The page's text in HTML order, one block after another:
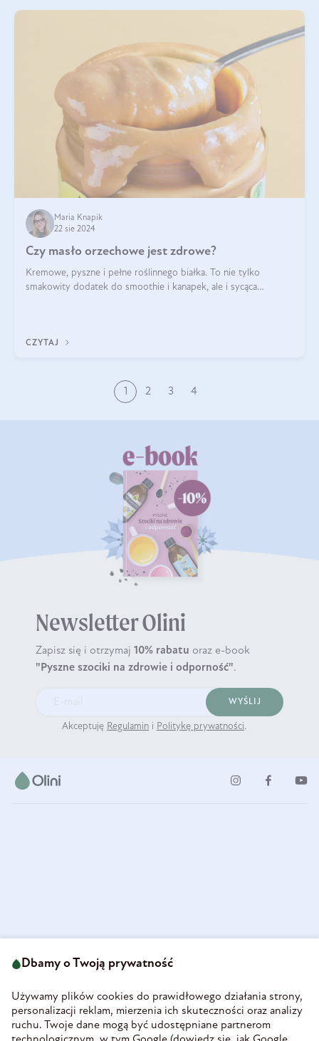
Maria Knapik
22 sie 2024
Czy masło orzechowe jest zdrowe?
Kremowe, pyszne i pełne roślinnego białka. To nie tylko
smakowity dodatek do smoothie i kanapek, ale i sycąca
CZYTAJ
1 2 3 4
Newsletter Olini
Zapisz się i otrzymaj 10% rabatu oraz e-book
"Pyszne szociki na zdrowie i odporność".
WYŚLIJ
Akceptuję Regulamin i Politykę prywatności.
58-160 Świebodzice
REGON 890213034
INFORMACJE
Dbamy o Twoją prywatność
Używamy plików cookies do prawidłowego działania strony,
personalizacji reklam, mierzenia ich skuteczności oraz analizy
ruchu. Twoje dane mogą być udostępniane partnerom